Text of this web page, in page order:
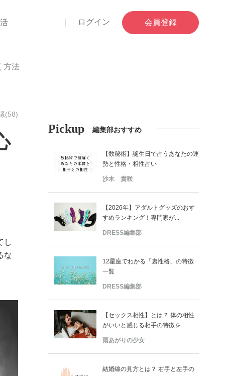
ログイン 会員登録
方法
(58)
し
な
Pickup 編集部おすすめ
【数秘術】誕生日で占うあなたの運
勢と性格・相性占い
沙木 貴咲
【2026年】アダルトグッズのおす
すめランキング！専門家が...
DRESS編集部
12星座でわかる「裏性格」の特徴
一覧
DRESS編集部
【セックス相性】とは？ 体の相性
がいいと感じる相手の特徴を...
雨あがりの少女
結婚線の見方とは？ 右手と左手の